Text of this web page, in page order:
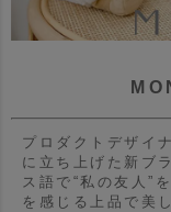
プロダクトデザイ
に立ち上げた新ブ
ス語で“私の友人”
を感じる上品で美